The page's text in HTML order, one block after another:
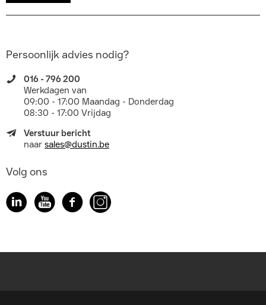
Persoonlijk advies nodig?
016 - 796 200
Werkdagen van
09:00 - 17:00 Maandag - Donderdag
08:30 - 17:00 Vrijdag
Verstuur bericht
naar sales@dustin.be
Volg ons